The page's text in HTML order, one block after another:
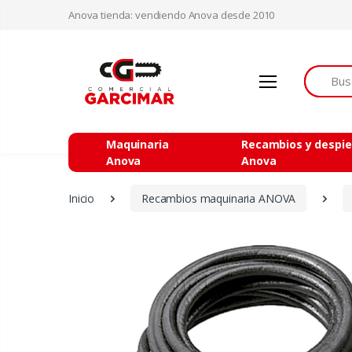
Anova tienda: vendiendo Anova desde 2010
Buscar
Maquinaria
Anova
Recambios y
Anova
Inicio Recambios maquinaria ANOVA